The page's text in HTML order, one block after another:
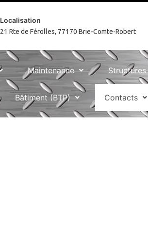
Localisation
21 Rte de Férolles, 77170 Brie-Comte-Robert
Maintenance
Bâtiment (BTP) Contacts